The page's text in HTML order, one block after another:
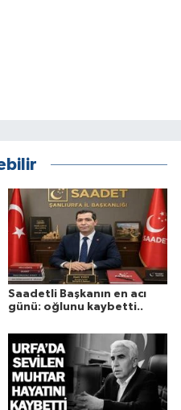
Saadetli Başkanın en acı
günü: oğlunu kaybetti..